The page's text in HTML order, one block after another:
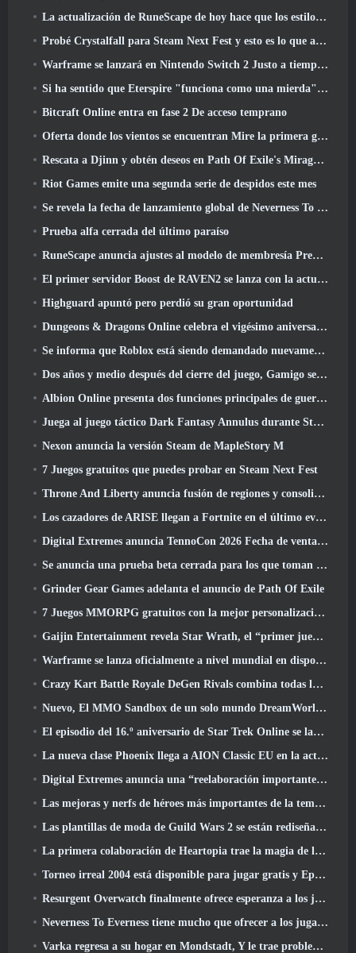
La actualización de RuneScape de hoy hace que los estilos de combate originales del MMORPG sean más fáciles de aprender
Probé Crystalfall para Steam Next Fest y esto es lo que aprendí
Warframe se lanzará en Nintendo Switch 2 Justo a tiempo para la próxima actualización importante, El fotógrafo de sombras
Si ha sentido que Eterspire "funciona como una mierda", El director creativo dice que ya no es así
Bitcraft Online entra en fase 2 De acceso temprano
Oferta donde los vientos se encuentran Mire la primera gran expansión en la transmisión en vivo de Hexi
Rescata a Djinn y obtén deseos en Path Of Exile's Mirage League
Riot Games emite una segunda serie de despidos este mes
Se revela la fecha de lanzamiento global de Neverness To Everness
Prueba alfa cerrada del último paraíso
RuneScape anuncia ajustes al modelo de membresía Premier para tener en cuenta los cambios recientes en el MMORPG
El primer servidor Boost de RAVEN2 se lanza con la actualización de hoy
Highguard apuntó pero perdió su gran oportunidad
Dungeons & Dragons Online celebra el vigésimo aniversario de Natural con misiones y recompensas especiales
Se informa que Roblox está siendo demandado nuevamente por “prácticas que ponen en peligro y explotan a los niños”
Dos años y medio después del cierre del juego, Gamigo se burla del regreso del MMO medieval Glory Victis
Albion Online presenta dos funciones principales de guerra de facciones en la actualización Realm Divided Part II
Juega al juego táctico Dark Fantasy Annulus durante Steam Next Fest
Nexon anuncia la versión Steam de MapleStory M
7 Juegos gratuitos que puedes probar en Steam Next Fest
Throne And Liberty anuncia fusión de regiones y consolidación de servidores
Los cazadores de ARISE llegan a Fortnite en el último evento de colaboración
Digital Extremes anuncia TennoCon 2026 Fecha de venta de entradas
Se anuncia una prueba beta cerrada para los que toman tiempo en juegos de disparos en tercera persona
Grinder Gear Games adelanta el anuncio de Path Of Exile
7 Juegos MMORPG gratuitos con la mejor personalización de personajes
Gaijin Entertainment revela Star Wrath, el “primer juego de acción de extracción espacial”
Warframe se lanza oficialmente a nivel mundial en dispositivos Android
Crazy Kart Battle Royale DeGen Rivals combina todas las cosas que probablemente no sabías que querías combinadas
Nuevo, El MMO Sandbox de un solo mundo DreamWorld llegará al acceso anticipado de Steam
El episodio del 16.º aniversario de Star Trek Online se lanza como parte de la actualización "Corrupción"
La nueva clase Phoenix llega a AION Classic EU en la actualización 'Ignite'
Digital Extremes anuncia una “reelaboración importante” del sistema de progresión del jugador de Soulframe
Las mejoras y nerfs de héroes más importantes de la temporada 6.5
Las plantillas de moda de Guild Wars 2 se están rediseñando según los comentarios de los jugadores
La primera colaboración de Heartopia trae la magia de la amistad de My Little Pony
Torneo irreal 2004 está disponible para jugar gratis y Epic no demandará a nadie por ello
Resurgent Overwatch finalmente ofrece esperanza a los jugadores
Neverness To Everness tiene mucho que ofrecer a los jugadores, particularmente divertido
Varka regresa a su hogar en Mondstadt, Y le trae problemas en la actualización Luna V de Genshin Impact